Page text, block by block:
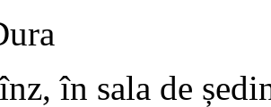
în sala de